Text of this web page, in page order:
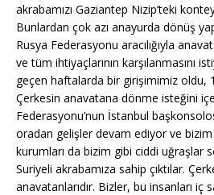
akrabamızı Gaziantep Nizip’teki
Bunlardan çok azı anayurda dönüş
Rusya Federasyonu aracılığıyla
ve tüm ihtiyaçlarının karşılanmasını
geçen haftalarda bir girişimimiz oldu,
Çerkesin anavatana dönme isteğini
Federasyonu’nun İstanbul
oradan gelişler devam ediyor ve
kurumları da bizim gibi ciddi uğraşlar
Suriyeli akrabamıza sahip çıktılar.
anavatanlarıdır. Bizler, bu insanları iç